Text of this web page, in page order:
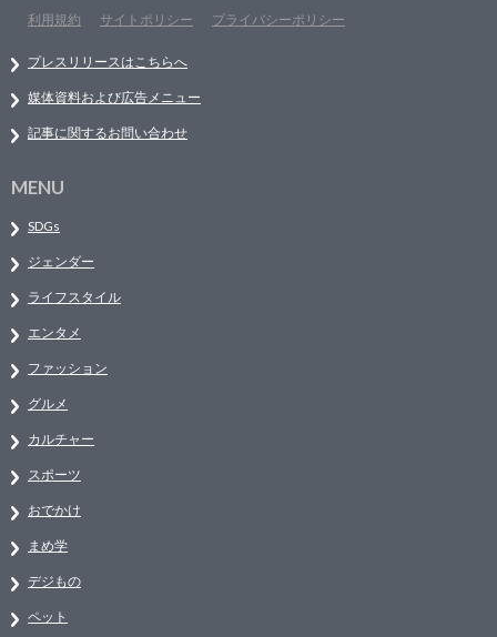
利用規約
サイトポリシー プライバシーポリシー
プレスリリースはこちらへ
媒体資料および広告メニュー
記事に関するお問い合わせ
MENU
SDGs
ジェンダー
ライフスタイル
エンタメ
ファッション
グルメ
カルチャー
スポーツ
おでかけ
まめ学
デジもの
ペット